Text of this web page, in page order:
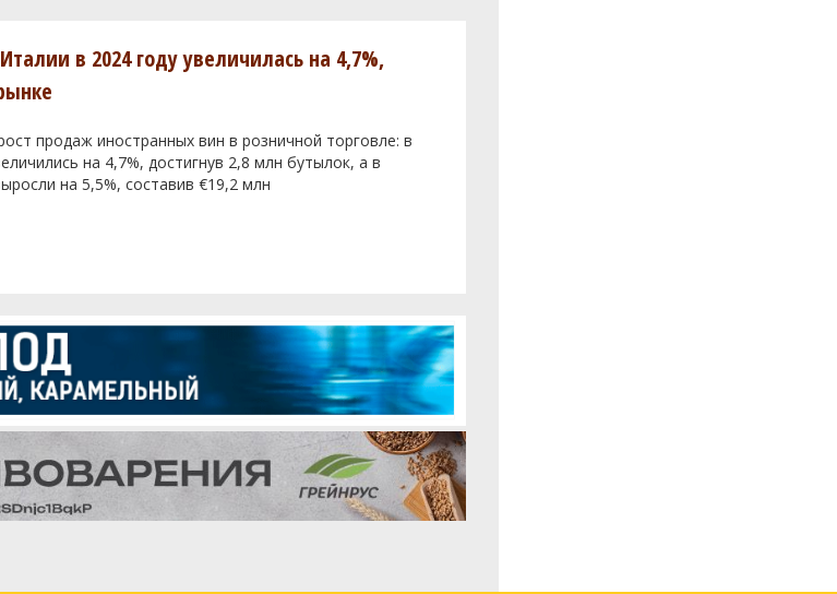
в 2024 году увеличилась на 4,7%,
продаж иностранных вин в розничной торговле: в
на 4,7%, достигнув 2,8 млн бутылок, а в
на 5,5%, составив €19,2 млн